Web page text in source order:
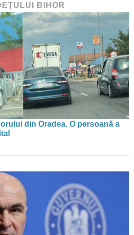
BIHOR
din Oradea. O persoană a